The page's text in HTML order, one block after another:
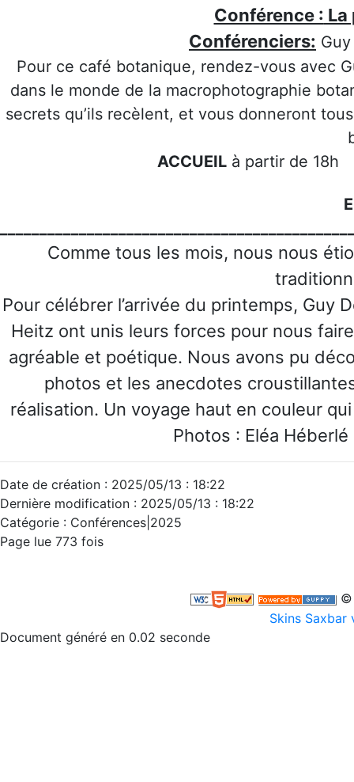
Conférence :
Conférenciers:
Pour ce café botanique, rendez-vous avec
dans le monde de la macrophotographie
secrets qu’ils recèlent, et vous donneront
ACCUEIL à partir de
Comme tous les mois, nous nous
Pour célébrer l’arrivée du printemps, Guy
Heitz ont unis leurs forces pour nous
agréable et poétique. Nous avons pu
photos et les anecdotes
réalisation. Un voyage haut en couleur
Photos : Eléa Héberlé
Date de création : 2025/05/13 : 18:22
Dernière modification : 2025/05/13 : 18:22
Catégorie : Conférences|2025
Page lue 773 fois
©
Skins Saxbar
Document généré en 0.02 seconde